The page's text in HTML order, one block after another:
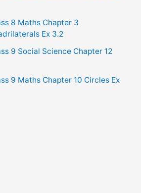
8 Maths Chapter 3
Ex 3.2
9 Social Science Chapter 12
9 Maths Chapter 10 Circles Ex